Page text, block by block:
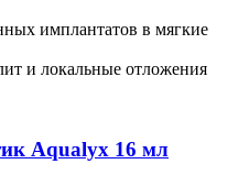
имплантатов в мягкие
и локальные отложения
Aqualyx 16 мл